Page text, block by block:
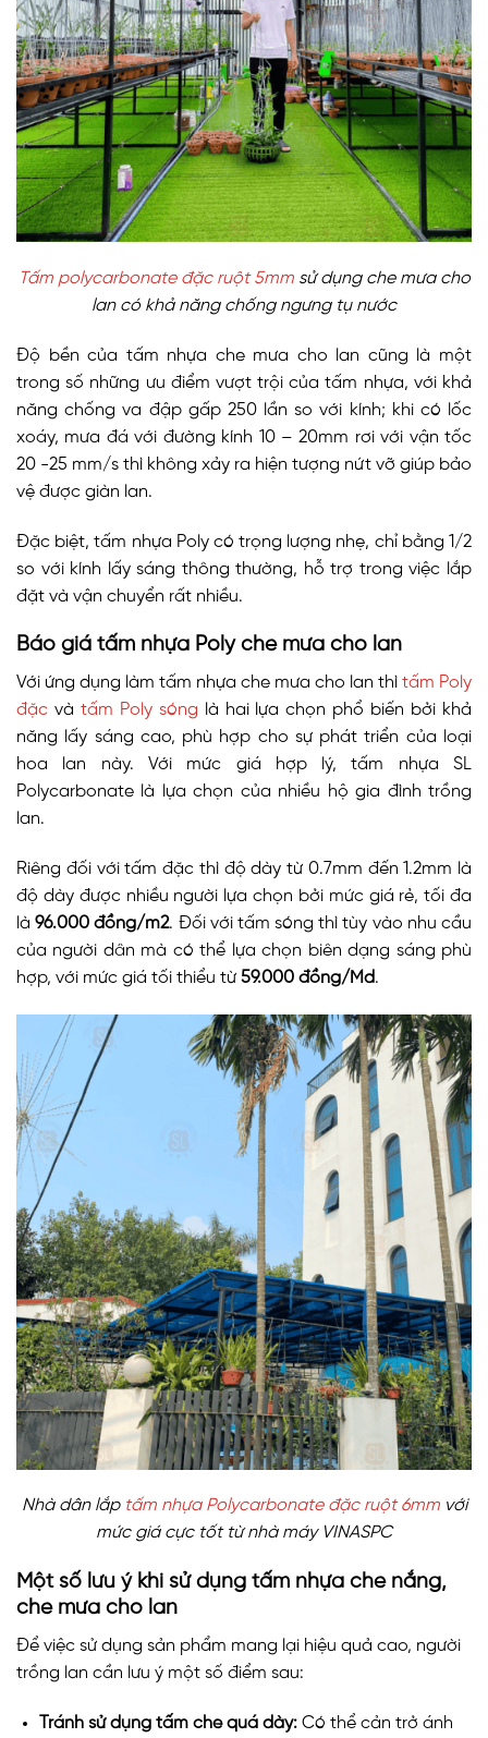
Tấm polycarbonate đặc ruột 5mmsử dụng che mưa cho
lan có khả năng chống ngưng tụ nước
Độ bền của tấm nhựa che mưa cho lan cũng là một
trong số những ưu điểm vượt trội của tấm nhựa, với khả
năng chống va đập gấp 250 lần so với kính; khi có lốc
xoáy, mưa đá với đường kính 10 – 20mm rơi với vận tốc
20 -25 mm/s thì không xảy ra hiện tượng nứt vỡ giúp bảo
vệ được giàn lan.
Đặc biệt, tấm nhựa Poly có trọng lượng nhẹ, chỉ bằng 1/2
so với kính lấy sáng thông thường, hỗ trợ trong việc lắp
đặt và vận chuyển rất nhiều.
Báo giá tấm nhựa Poly che mưa cho lan
Với ứng dụng làm tấm nhựa che mưa cho lan thì tấm Poly
đặc và tấm Poly sóng là hai lựa chọn phổ biến bởi khả
năng lấy sáng cao, phù hợp cho sự phát triển của loại
hoa lan này. Với mức giá hợp lý, tấm nhựa SL
Polycarbonate là lựa chọn của nhiều hộ gia đình trồng
lan.
Riêng đối với tấm đặc thì độ dày từ 0.7mm đến 1.2mm là
độ dày được nhiều người lựa chọn bởi mức giá rẻ, tối đa
là96.000 đồng/m2. Đối với tấm sóng thì tùy vào nhu cầu
của người dân mà có thể lựa chọn biên dạng sáng phù
hợp, với mức giá tối thiểu từ 59.000 đồng/Md.
Nhà dân lắp tấm nhựa Polycarbonate đặc ruột 6mmvới
mức giá cực tốt từ nhà máy VINASPC
Một số lưu ý khi sử dụng tấm nhựa che nắng,
che mưa cho lan
Để việc sử dụng sản phẩm mang lại hiệu quả cao, người
trồng lan cần lưu ý một số điểm sau:
Tránh sử dụng tấm che quá dày:Có thể cản trở ánh